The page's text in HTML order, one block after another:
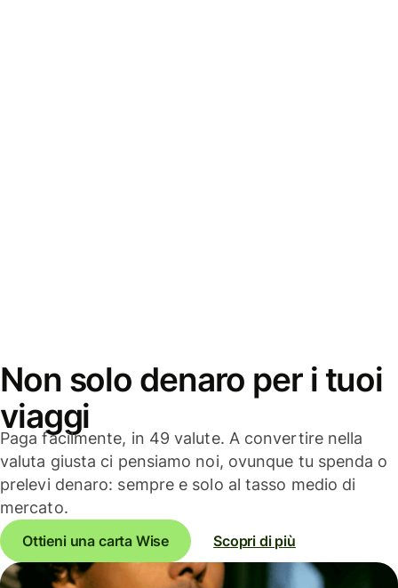
Non solo denaro per i tuoi
viaggi
Paga facilmente, in 49 valute. A convertire nella
valuta giusta ci pensiamo noi, ovunque tu spenda o
prelevi denaro: sempre e solo al tasso medio di
mercato.
Ottieni una carta Wise Scopri di più